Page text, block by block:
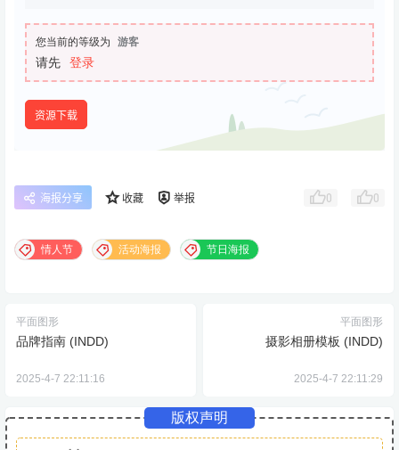
您当前的等级为 游客
请先 登录
资源下载
海报分享 收藏 举报 0 0
情人节 活动海报 节日海报
平面图形
品牌指南 (INDD)
2025-4-7 22:11:16
平面图形
摄影相册模板 (INDD)
2025-4-7 22:11:29
版权声明